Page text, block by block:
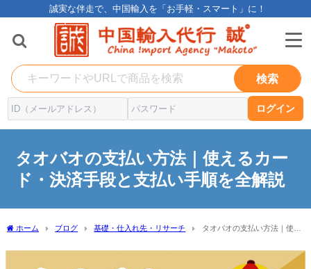
誠実な伴走で、中国輸入を「お手軽・スマート」に！
検索
ログイン
タオバオの支払い方法｜使えるカー
ド・決済手段と支払い手順を全解説
ホーム ブログ 基礎・仕入れ先・リサーチ
タオバオの支払い方法｜使え